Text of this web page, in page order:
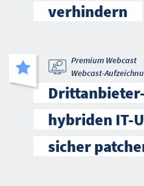
verhindern
Premium Webcast
Webcast-
hybriden IT-
sicher